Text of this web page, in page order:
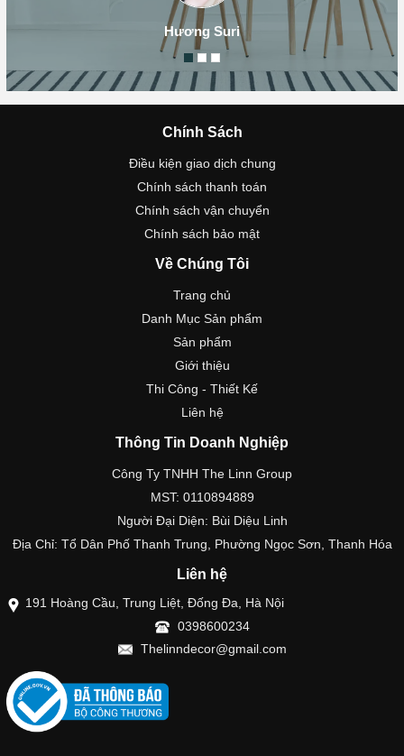
Hương Suri
Chính Sách
Điều kiện giao dịch chung
Chính sách thanh toán
Chính sách vận chuyển
Chính sách bảo mật
Về Chúng Tôi
Trang chủ
Danh Mục Sản phẩm
Sản phẩm
Giới thiệu
Thi Công - Thiết Kế
Liên hệ
Thông Tin Doanh Nghiệp
Công Ty TNHH The Linn Group
MST: 0110894889
Người Đại Diện: Bùi Diệu Linh
Địa Chỉ: Tổ Dân Phố Thanh Trung, Phường Ngọc Sơn, Thanh Hóa
Liên hệ
191 Hoàng Cầu, Trung Liệt, Đống Đa, Hà Nội
0398600234
Thelinndecor@gmail.com